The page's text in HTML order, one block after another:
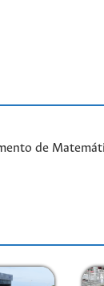
de